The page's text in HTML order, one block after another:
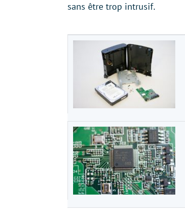
sans être trop intrusif.